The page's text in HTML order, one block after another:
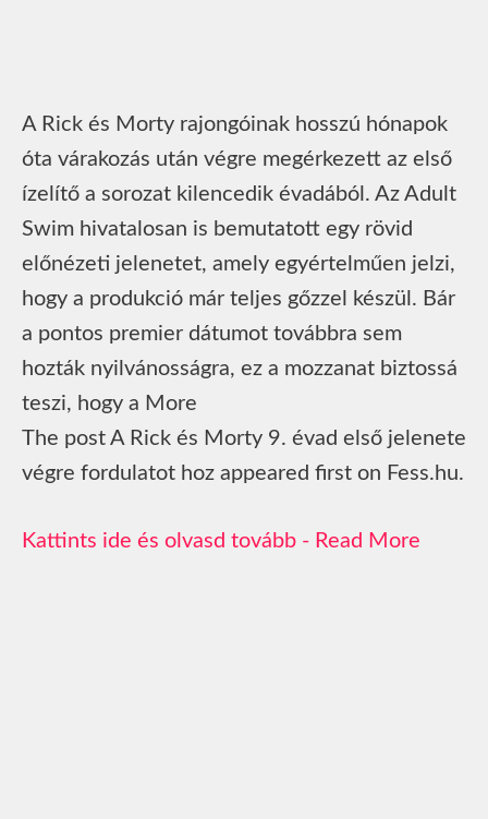
A Rick és Morty rajongóinak hosszú hónapok
óta várakozás után végre megérkezett az első
ízelítő a sorozat kilencedik évadából. Az Adult
Swim hivatalosan is bemutatott egy rövid
előnézeti jelenetet, amely egyértelműen jelzi,
hogy a produkció már teljes gőzzel készül. Bár
a pontos premier dátumot továbbra sem
hozták nyilvánosságra, ez a mozzanat biztossá
teszi, hogy a More
The post A Rick és Morty 9. évad első jelenete
végre fordulatot hoz appeared first on Fess.hu.
Read More